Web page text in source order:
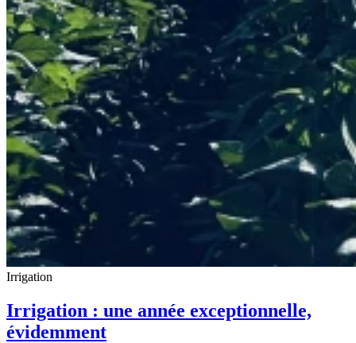
Irrigation
Irrigation : une année exceptionnelle,
évidemment